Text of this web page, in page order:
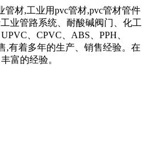
管材,工业用pvc管材,pvc管材管件
业管路系统、耐酸碱阀门、化工
、CPVC、ABS、PPH、
,有着多年的生产、销售经验。在
富的经验。